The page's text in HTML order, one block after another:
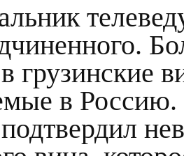
грузинские
в